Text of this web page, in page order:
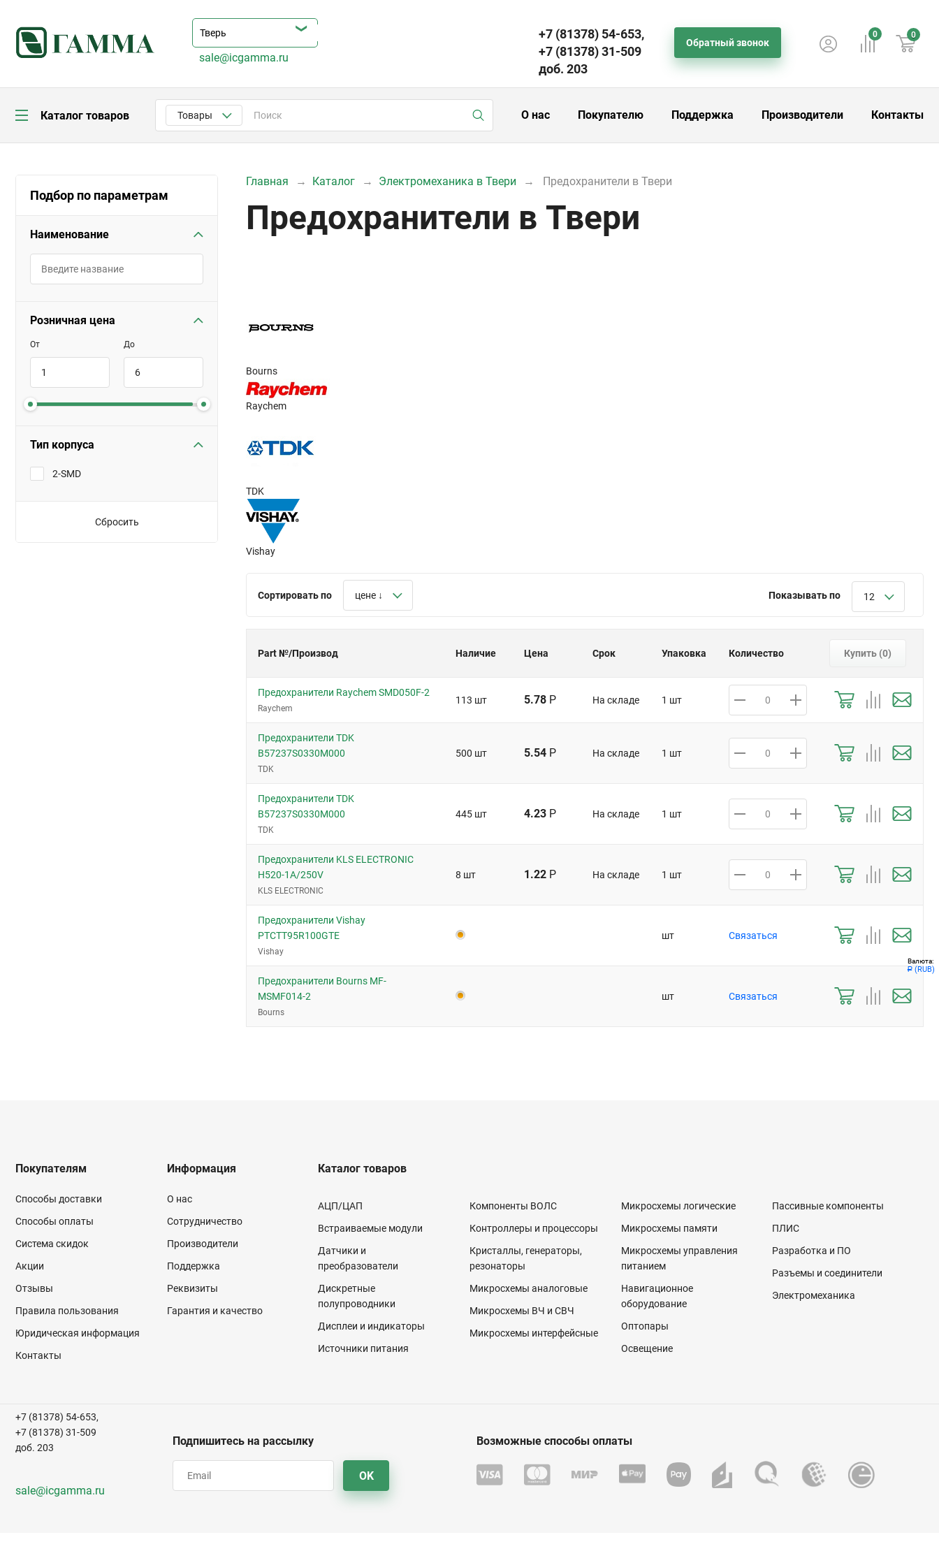
Валюта:
Р (RUB)
+7 (81378) 54-653,
+7 (81378) 31-509
доб. 203
Обратный звонок
sale@icgamma.ru
0 0
Каталог товаров Товары О нас Покупателю Поддержка Производители Контакты
Подбор по параметрам
Наименование
Розничная цена
От До
Тип корпуса
2-SMD
Сбросить
Главная Каталог Электромеханика в Твери Предохранители в Твери
Предохранители в Твери
Bourns
Raychem
TDK
Vishay
Сортировать по цене ↓ Показывать по 12
Part №/Производ Наличие Цена Срок Упаковка Количество Купить (0)
Предохранители Raychem SMD050F-2
Raychem
113 шт 5.78 Р На складе 1 шт
Предохранители TDK
B57237S0330M000
TDK
500 шт 5.54 Р На складе 1 шт
Предохранители TDK
B57237S0330M000
TDK
445 шт 4.23 Р На складе 1 шт
Предохранители KLS ELECTRONIC
H520-1A/250V
KLS ELECTRONIC
8 шт 1.22 Р На складе 1 шт
Предохранители Vishay
PTCTT95R100GTE
Vishay
шт Связаться
Предохранители Bourns MF-
MSMF014-2
Bourns
шт Связаться
Покупателям
Способы доставки
Способы оплаты
Система скидок
Акции
Отзывы
Правила пользования
Юридическая информация
Контакты
Информация
О нас
Сотрудничество
Производители
Поддержка
Реквизиты
Гарантия и качество
Каталог товаров
АЦП/ЦАП
Встраиваемые модули
Датчики и
преобразователи
Дискретные
полупроводники
Дисплеи и индикаторы
Источники питания
Компоненты ВОЛС
Контроллеры и процессоры
Кристаллы, генераторы,
резонаторы
Микросхемы аналоговые
Микросхемы ВЧ и СВЧ
Микросхемы интерфейсные
Микросхемы логические
Микросхемы памяти
Микросхемы управления
питанием
Навигационное
оборудование
Оптопары
Освещение
Пассивные компоненты
ПЛИС
Разработка и ПО
Разъемы и соединители
Электромеханика
Подпишитесь на рассылку
OK
+7 (81378) 54-653,
+7 (81378) 31-509
доб. 203
sale@icgamma.ru
Возможные способы оплаты